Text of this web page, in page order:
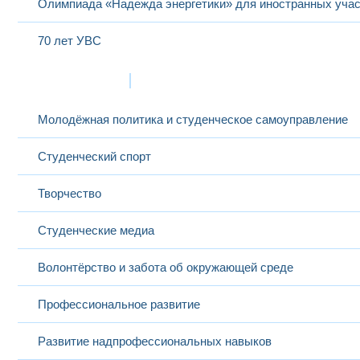
Олимпиада «Надежда энергетики» для иностранных
70 лет УВС
Молодёжная политика и студенческое самоуправление
Студенческий спорт
Творчество
Студенческие медиа
Волонтёрство и забота об окружающей среде
Профессиональное развитие
Развитие надпрофессиональных навыков